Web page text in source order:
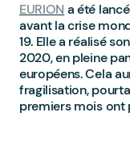
EURION a été
avant la crise
19. Elle a réalisé
2020, en pleine
européens. Cela
fragilisation,
premiers mois ont